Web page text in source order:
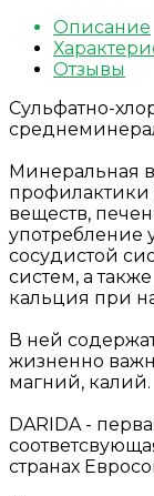
Описание
Отзывы
Сульфатно-
Минеральная
профилактики
веществ,
употребление
сосудистой
систем, а
кальция при
В ней
жизненно
магний, калий.
DARIDA -
странах